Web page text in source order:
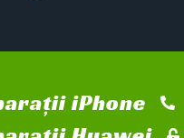
iPhone